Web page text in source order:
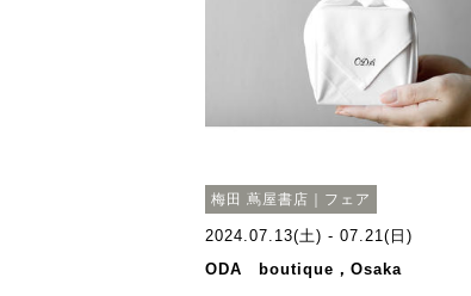
梅田 蔦屋書店｜フェア
2024.07.13(土) - 07.21(日)
ODA boutique，Osaka